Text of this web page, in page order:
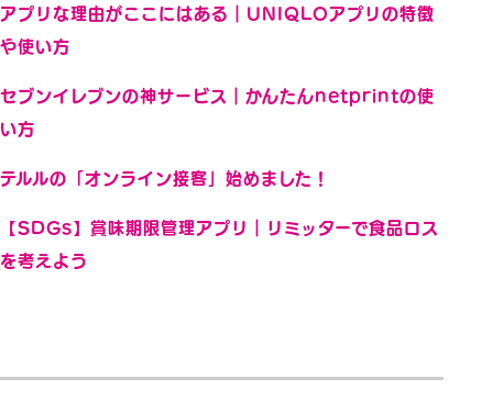
アプリな理由がここにはある｜UNIQLOアプリの特徴
や使い方
セブンイレブンの神サービス｜かんたんnetprintの使
い方
テルルの「オンライン接客」始めました！
【SDGs】賞味期限管理アプリ｜リミッターで食品ロス
を考えよう